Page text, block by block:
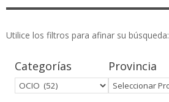
Utilice los filtros para afinar su búsqueda:
Categorías Provincia